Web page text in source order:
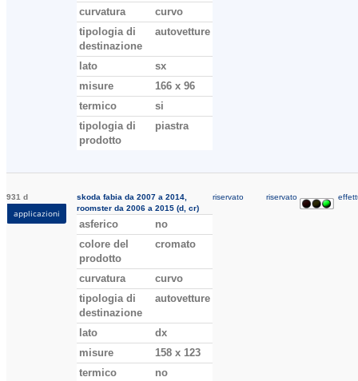
curvatura
curvo
tipologia di
destinazione
autovetture
lato
sx
misure
166 x 96
termico
si
tipologia di
prodotto
piastra
931 d
applicazioni
skoda fabia da 2007 a 2014,
roomster da 2006 a 2015 (d, cr)
asferico
no
colore del
prodotto
cromato
curvatura
curvo
tipologia di
destinazione
autovetture
lato
dx
misure
158 x 123
termico
no
riservato riservato